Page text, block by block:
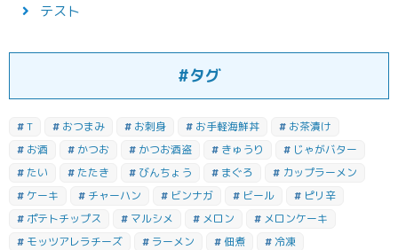
テスト
#タグ
T おつまみ お刺身 お手軽海鮮丼
お茶漬け
お酒
かつお かつお酒盗 きゅうり
じゃがバター
たい
たたき びんちょう まぐろ
カップラーメン
ケーキ
チャーハン ビンナガ ビール
ピリ辛
ポテトチップス
マルシメ メロン
メロンケーキ
モッツアレラチーズ
ラーメン 佃煮 冷凍